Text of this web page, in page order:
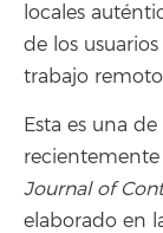
locales
de los
trabajo
Esta es una
Journal of
elaborado en